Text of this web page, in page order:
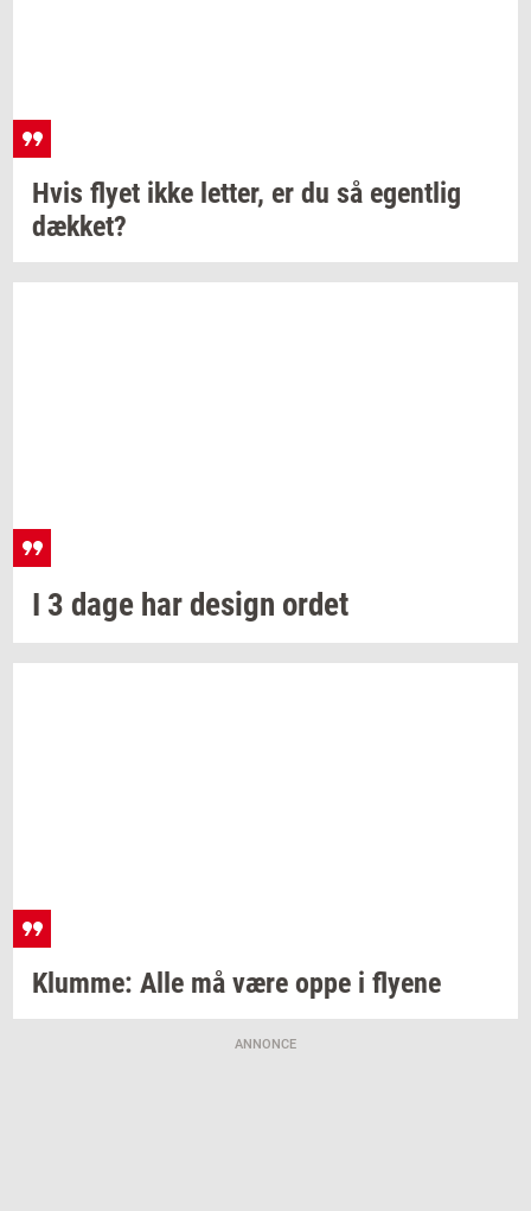
Hvis flyet ikke let­ter, er du så egent­lig
dæk­ket?
I 3 dage harde­sign ordet
Klum­me: Alle må være oppe i fly­e­ne
ANNONCE